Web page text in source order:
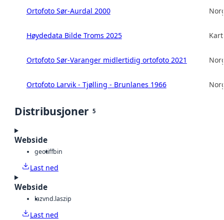
Ortofoto Sør-Aurdal 2000
Høydedata Bilde Troms 2025
Ortofoto Sør-Varanger midlertidig ortofoto 2021
Ortofoto Larvik - Tjølling - Brunlanes 1966
Distribusjoner 5
Webside
geotiffbin
Last ned
Webside
lazvnd.laszip
Last ned